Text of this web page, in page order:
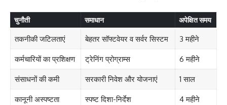
चुनौती समाधान अपेक्षित समय
तकनीकी जटिलताएं बेहतर सॉफ्टवेयर व सर्वर सिस्टम 3 महीने
कर्मचारियों का प्रशिक्षण ट्रेनिंग प्रोग्राम्स 6 महीने
संसाधनों की कमी सरकारी निवेश और योजनाएं 1 साल
कानूनी अस्पष्टता स्पष्ट दिशा-निर्देश 4 महीने